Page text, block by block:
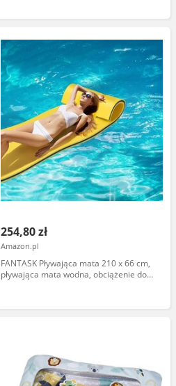
254,80 zł
Amazon.pl
FANTASK Pływająca mata 210 x 66 cm,
pływająca mata wodna, obciążenie do